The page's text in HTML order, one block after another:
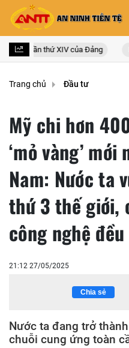
quốc lần thứ XIV của Đảng
Trang chủ Đầu tư
Mỹ chi hơn
‘mỏ vàng’
Nam: Nước ta
thứ 3 thế giới,
công nghệ
21:12 27/05/2025
Chia sẻ
Nước ta đang trở
chuỗi cung ứng toàn